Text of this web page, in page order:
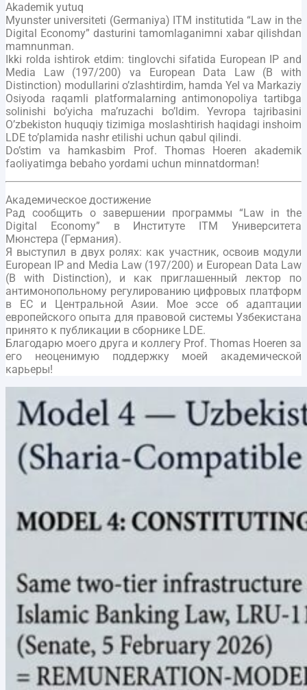
Akademik yutuq
Myunster universiteti (Germaniya) ITM institutida “Law in the
Digital Economy” dasturini tamomlaganimni xabar qilishdan
mamnunman.
Ikki rolda ishtirok etdim: tinglovchi sifatida European IP and
Media Law (197/200) va European Data Law (B with
Distinction) modullarini o’zlashtirdim, hamda YeI va Markaziy
Osiyoda raqamli platformalarning antimonopoliya tartibga
solinishi bo’yicha ma’ruzachi bo’ldim. Yevropa tajribasini
O’zbekiston huquqiy tizimiga moslashtirish haqidagi inshoim
LDE to’plamida nashr etilishi uchun qabul qilindi.
Do’stim va hamkasbim Prof. Thomas Hoeren akademik
faoliyatimga bebaho yordami uchun minnatdorman!
Академическое достижение
Рад сообщить о завершении программы “Law in the
Digital Economy” в Институте ITM Университета
Мюнстера (Германия).
Я выступил в двух ролях: как участник, освоив модули
European IP and Media Law (197/200) и European Data Law
(B with Distinction), и как приглашенный лектор по
антимонопольному регулированию цифровых платформ
в ЕС и Центральной Азии. Мое эссе об адаптации
европейского опыта для правовой системы Узбекистана
принято к публикации в сборнике LDE.
Благодарю моего друга и коллегу Prof. Thomas Hoeren за
его неоценимую поддержку моей академической
карьеры!